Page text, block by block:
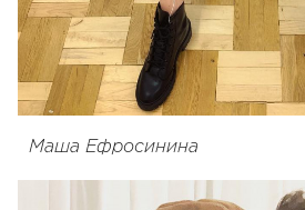
Маша Ефросинина